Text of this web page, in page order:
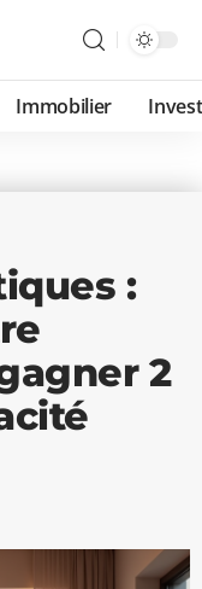
Immobilier
:
2